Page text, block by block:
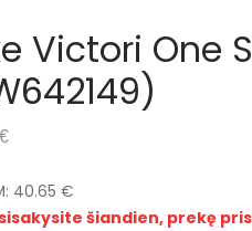
Victori One
40.65 €
šiandien, prekę